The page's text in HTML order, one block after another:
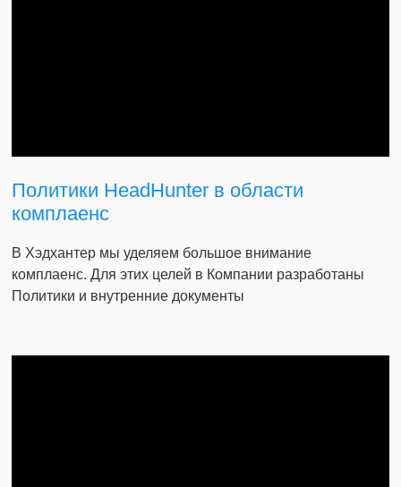
Политики HeadHunter в области
комплаенс
В Хэдхантер мы уделяем большое внимание
комплаенс. Для этих целей в Компании разработаны
Политики и внутренние документы